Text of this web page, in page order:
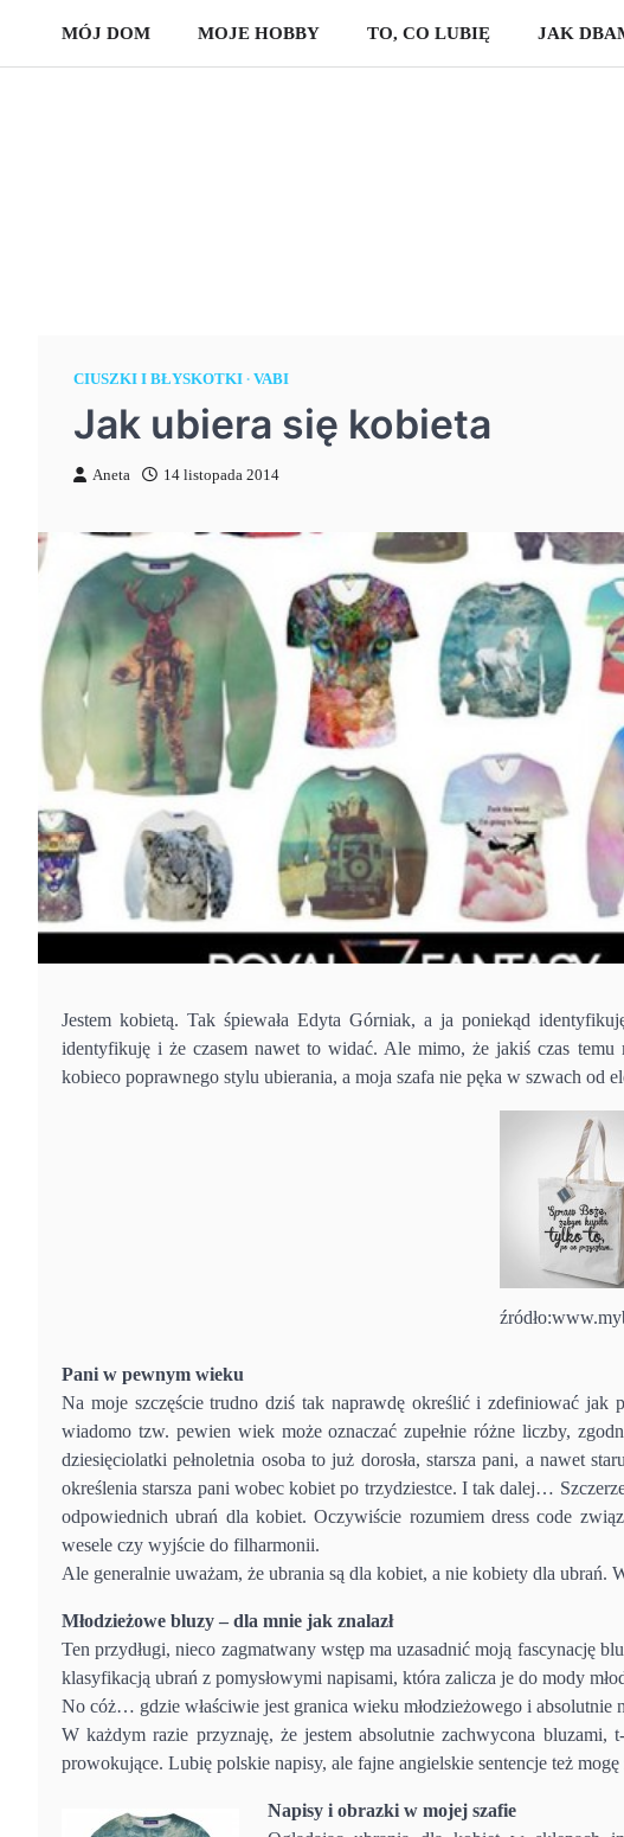
content
MÓJ DOM MOJE HOBBY TO, CO LUBIĘ JAK
CIUSZKI I BŁYSKOTKI VABI
Jak ubiera się kobieta
Aneta 14 listopada 2014
Jestem kobietą. Tak śpiewała Edyta Górniak, a ja poniekąd
identyfikuję i że czasem nawet to widać. Ale mimo, że jakiś czas temu
kobieco poprawnego stylu ubierania, a moja szafa nie pęka w szwach od
Pani w pewnym wieku
Na moje szczęście trudno dziś tak naprawdę określić i zdefiniować
wiadomo tzw. pewien wiek może oznaczać zupełnie różne liczby,
dziesięciolatki pełnoletnia osoba to już dorosła, starsza pani, a nawet
określenia starsza pani wobec kobiet po trzydziestce. I tak dalej…
odpowiednich ubrań dla kobiet. Oczywiście rozumiem dress code
wesele czy wyjście do filharmonii.
Ale generalnie uważam, że ubrania są dla kobiet, a nie kobiety dla ubrań.
Młodzieżowe bluzy – dla mnie jak znalazł
Ten przydługi, nieco zagmatwany wstęp ma uzasadnić moją fascynację
klasyfikacją ubrań z pomysłowymi napisami, która zalicza je do mody
No cóż… gdzie właściwie jest granica wieku młodzieżowego i absolutnie
W każdym razie przyznaję, że jestem absolutnie zachwycona
prowokujące. Lubię polskie napisy, ale fajne angielskie sentencje też mogę
Napisy i obrazki w mojej szafie